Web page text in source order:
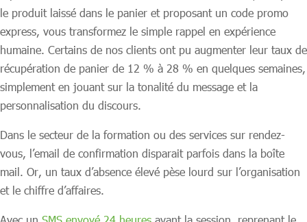
le produit laissé dans le panier et proposant un code promo
express, vous transformez le simple rappel en expérience
humaine. Certains de nos clients ont pu augmenter leur taux de
récupération de panier de 12 % à 28 % en quelques semaines,
simplement en jouant sur la tonalité du message et la
personnalisation du discours.
Dans le secteur de la formation ou des services sur rendez-
vous, l’email de confirmation disparait parfois dans la boîte
mail. Or, un taux d’absence élevé pèse lourd sur l’organisation
et le chiffre d’affaires.